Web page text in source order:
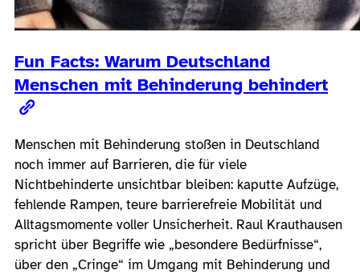
Fun Facts: Warum Deutschland
Menschen mit Behinderung behindert
Menschen mit Behinderung stoßen in Deutschland
noch immer auf Barrieren, die für viele
Nichtbehinderte unsichtbar bleiben: kaputte Aufzüge,
fehlende Rampen, teure barrierefreie Mobilität und
Alltagsmomente voller Unsicherheit. Raul Krauthausen
spricht über Begriffe wie „besondere Bedürfnisse“,
über den „Cringe“ im Umgang mit Behinderung und